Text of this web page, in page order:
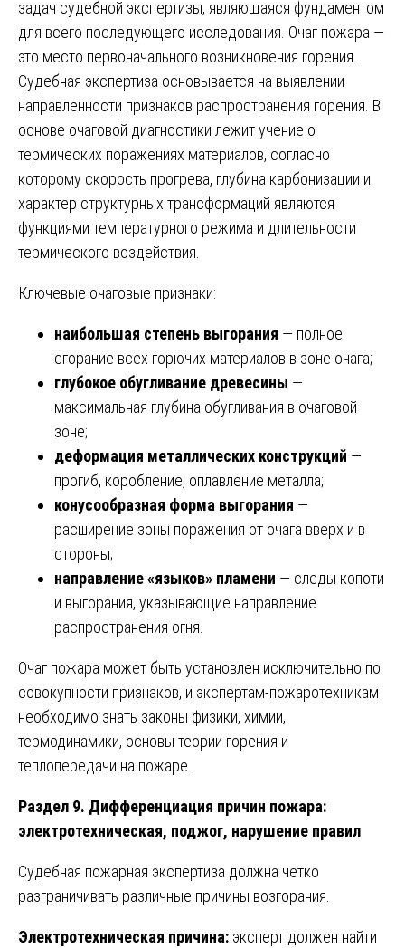
задач судебной экспертизы, являющаяся фундаментом
для всего последующего исследования. Очаг пожара —
это место первоначального возникновения горения.
Судебная экспертиза основывается на выявлении
направленности признаков распространения горения. В
основе очаговой диагностики лежит учение о
термических поражениях материалов, согласно
которому скорость прогрева, глубина карбонизации и
характер структурных трансформаций являются
функциями температурного режима и длительности
термического воздействия.
Ключевые очаговые признаки:
наибольшая степень выгорания — полное
сгорание всех горючих материалов в зоне очага;
глубокое обугливание древесины —
максимальная глубина обугливания в очаговой
зоне;
деформация металлических конструкций —
прогиб, коробление, оплавление металла;
конусообразная форма выгорания —
расширение зоны поражения от очага вверх и в
стороны;
направление «языков» пламени — следы копоти
и выгорания, указывающие направление
распространения огня.
Очаг пожара может быть установлен исключительно по
совокупности признаков, и экспертам-пожаротехникам
необходимо знать законы физики, химии,
термодинамики, основы теории горения и
теплопередачи на пожаре.
Раздел 9. Дифференциация причин пожара:
электротехническая, поджог, нарушение правил
Судебная пожарная экспертиза должна четко
разграничивать различные причины возгорания.
Электротехническая причина: эксперт должен найти